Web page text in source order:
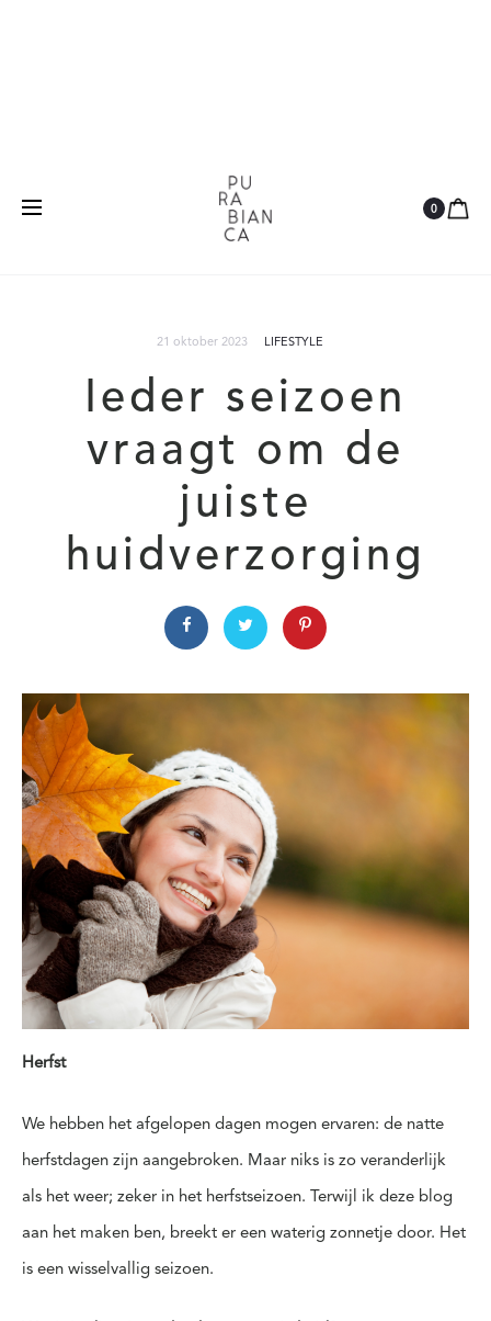
0
21 oktober 2023 LIFESTYLE
Ieder seizoen
vraagt om de
juiste
huidverzorging
Herfst
We hebben het afgelopen dagen mogen ervaren: de natte
herfstdagen zijn aangebroken. Maar niks is zo veranderlijk
als het weer; zeker in het herfstseizoen. Terwijl ik deze blog
aan het maken ben, breekt er een waterig zonnetje door. Het
is een wisselvallig seizoen.